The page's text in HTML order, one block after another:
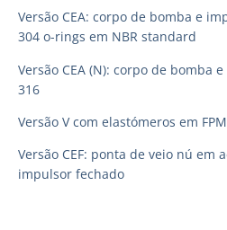
Versão CEA: corpo de bomba e
304 o-rings em NBR standard
Versão CEA (N): corpo de bomba
316
Versão V com elastómeros em
Versão CEF: ponta de veio nú em
impulsor fechado